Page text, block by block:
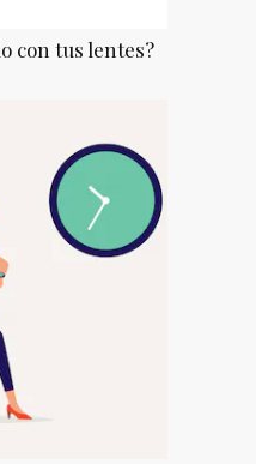
con tus lentes?